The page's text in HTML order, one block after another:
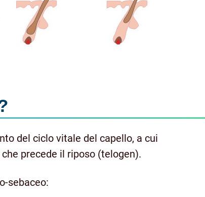
del ciclo vitale del capello, a cui
che precede il riposo (telogen).
sebaceo: